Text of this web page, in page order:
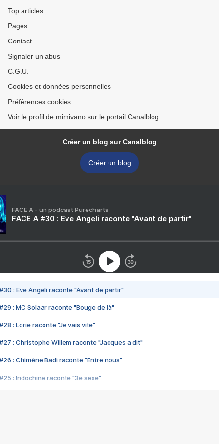
Top articles
Pages
Contact
Signaler un abus
C.G.U.
Cookies et données personnelles
Préférences cookies
Voir le profil de mimivano sur le portail Canalblog
Créer un blog sur Canalblog
Créer un blog
FACE A - un podcast Purecharts
FACE A #30 : Eve Angeli raconte "Avant de partir"
#30 : Eve Angeli raconte "Avant de partir"
#29 : MC Solaar raconte "Bouge de là"
#28 : Lorie raconte "Je vais vite"
#27 : Christophe Willem raconte "Jacques a dit"
#26 : Chimène Badi raconte "Entre nous"
#25 : Indochine raconte "3e sexe"